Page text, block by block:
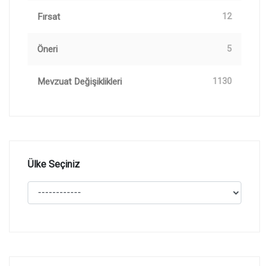
Fırsat 12
Öneri 5
Mevzuat Değişiklikleri 1130
Ülke Seçiniz